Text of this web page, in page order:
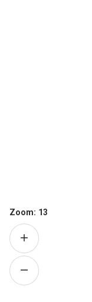
Zoom: 13